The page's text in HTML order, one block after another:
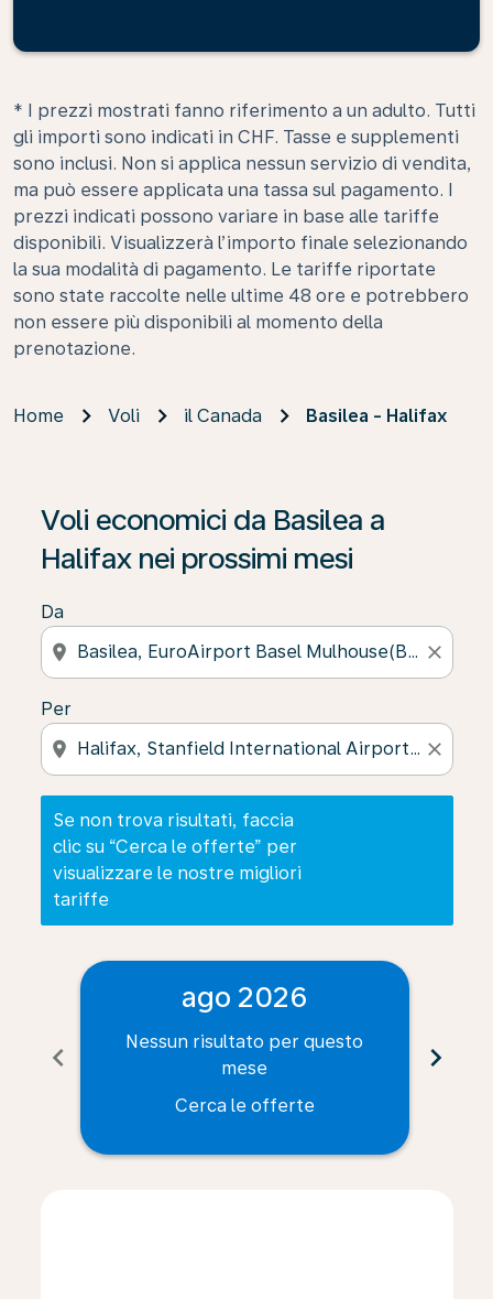
* I prezzi mostrati fanno riferimento a un adulto. Tutti
gli importi sono indicati in CHF. Tasse e supplementi
sono inclusi. Non si applica nessun servizio di vendita,
ma può essere applicata una tassa sul pagamento. I
prezzi indicati possono variare in base alle tariffe
disponibili. Visualizzerà l’importo finale selezionando
la sua modalità di pagamento. Le tariffe riportate
sono state raccolte nelle ultime 48 ore e potrebbero
non essere più disponibili al momento della
prenotazione.
Home Voli il Canada Basilea - Halifax
Voli economici da Basilea a
Halifax nei prossimi mesi
Da
location_on close
Per
location_on close
Se non trova risultati, faccia
clic su “Cerca le offerte” per
visualizzare le nostre migliori
tariffe
Se non trova risultati, faccia clic su “Cerca le offerte”
chevron_left
ago 2026
Nessun risultato per questo
mese
Cerca le offerte
chevron_right